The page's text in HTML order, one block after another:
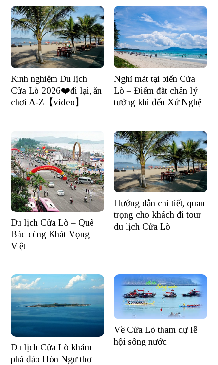
Kinh nghiệm Du lịch
Cửa Lò 2026❤️đi lại, ăn
chơi A-Z【video】
Nghỉ mát tại biển Cửa
Lò – Điểm đặt chân lý
tưởng khi đến Xứ Nghệ
Du lịch Cửa Lò – Quê
Bác cùng Khát Vọng
Việt
Hướng dẫn chi tiết, quan
trọng cho khách đi tour
du lịch Cửa Lò
Du lịch Cửa Lò khám
phá đảo Hòn Ngư thơ
Về Cửa Lò tham dự lễ
hội sông nước